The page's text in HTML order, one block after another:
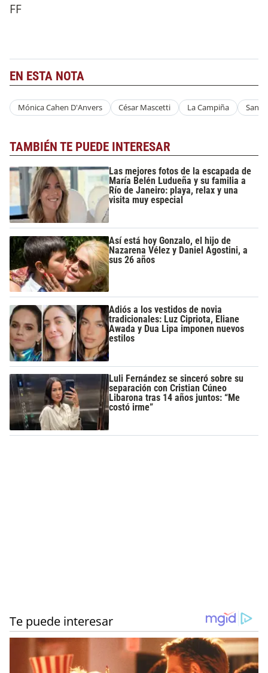
FF
EN ESTA NOTA
Mónica Cahen D'Anvers César Mascetti La Campiña
TAMBIÉN TE PUEDE INTERESAR
Las mejores fotos de la escapada de
María Belén Ludueña y su familia a
Río de Janeiro: playa, relax y una
visita muy especial
Así está hoy Gonzalo, el hijo de
Nazarena Vélez y Daniel Agostini, a
sus 26 años
Adiós a los vestidos de novia
tradicionales: Luz Cipriota, Eliane
Awada y Dua Lipa imponen nuevos
estilos
Luli Fernández se sinceró sobre su
separación con Cristian Cúneo
Libarona tras 14 años juntos: “Me
costó irme”